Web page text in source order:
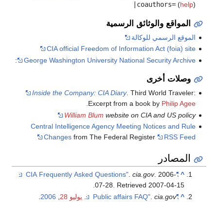
|coauthors=(help)
المواقع والوثائق الرسمية
الموقع الرسمي للوكالة
CIA official Freedom of Information Act (foia) site
George Washington University National Security Archive
:
وصلات أخرى
Inside the Company: CIA Diary. Third World Traveler:
Excerpt from a book by Philip Agee
.
William Blum website on CIA and US policy
Central Intelligence Agency Meeting Notices and Rule
Changesfrom The Federal Register RSS Feed
المصادر
^
"CIA Frequently Asked Questions"
.cia.gov. 2006-
07-28. Retrieved2007-04-15
.
^
"Public affairs FAQ"
.cia.gov
. يوليو 28 2006